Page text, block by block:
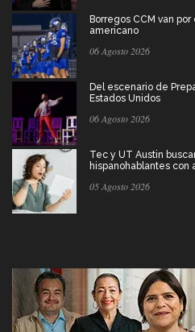
Borregos CCM van
americano
06 Agosto 2026
Del escenario de
Estados Unidos
06 Agosto 2026
Tec y UT Austin
hispanohablantes con
05 Agosto 2026